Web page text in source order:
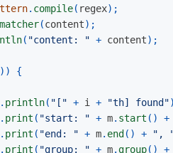
. compile( regex);
matcher(content);
( "content: " + content);
{
. println( "[" + i + "th] found"
. print ( "start: " + m. start ()
+
. print ( "end: " + m. end () +
",
. print ( "group: " + m.group() +